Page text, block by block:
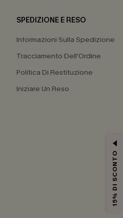
SPEDIZIONE E RESO
Informazioni Sulla Spedizione
Tracciamento Dell'Ordine
Politica Di Restituzione
Iniziare Un Reso
15% DI SCONTO